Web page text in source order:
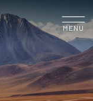
MENU